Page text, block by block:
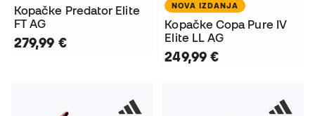
Kopačke Predator Elite
FT AG
279,99 €
NOVA IZDANJA
Kopačke Copa Pure IV
Elite LL AG
249,99 €